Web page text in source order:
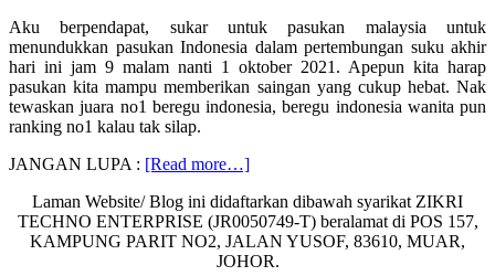
Aku berpendapat, sukar untuk pasukan malaysia untuk
menundukkan pasukan Indonesia dalam pertembungan suku akhir
hari ini jam 9 malam nanti 1 oktober 2021. Apepun kita harap
pasukan kita mampu memberikan saingan yang cukup hebat. Nak
tewaskan juara no1 beregu indonesia, beregu indonesia wanita pun
ranking no1 kalau tak silap.
JANGAN LUPA : [Read more…]about
STREAMING
SUKU
AKHIR
MALAYSIA
Laman Website/ Blog ini didaftarkan dibawah syarikat ZIKRI
TECHNO ENTERPRISE (JR0050749-T) beralamat di POS 157,
KAMPUNG PARIT NO2, JALAN YUSOF, 83610, MUAR,
JOHOR.